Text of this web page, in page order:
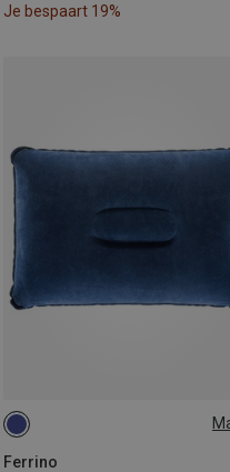
Je bespaart 19%
Ferrino
ONE SIZE